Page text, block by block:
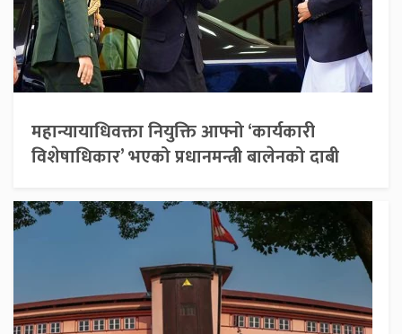
महान्यायाधिवक्ता नियुक्ति आफ्नो ‘कार्यकारी
विशेषाधिकार’ भएको प्रधानमन्त्री बालेनको दाबी